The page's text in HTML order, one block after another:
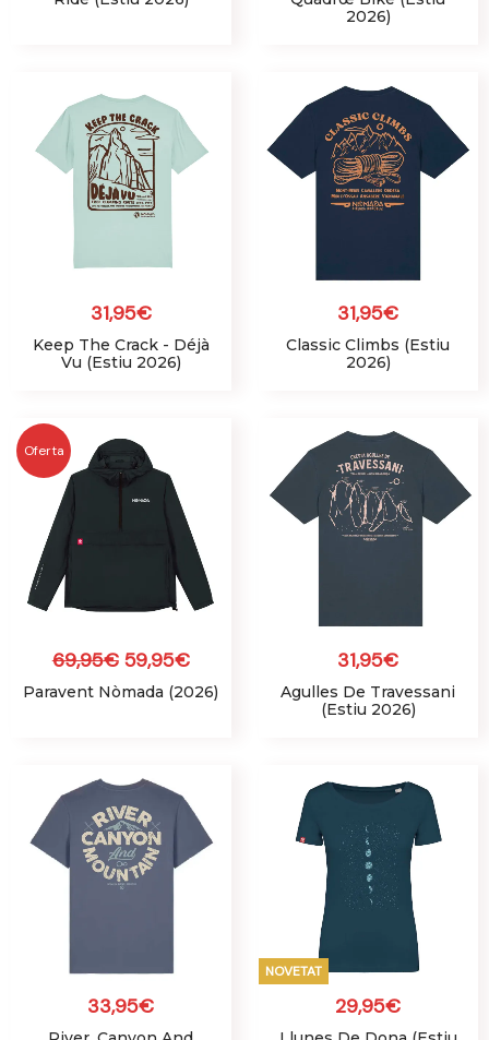
2026)
31,95€
Keep The Crack - Déjà
Vu (Estiu 2026)
31,95€
Classic Climbs (Estiu
2026)
Oferta
69,95€
preu
original
era:
69,95€.
59,95€
59,95€.
Paravent Nòmada (2026)
31,95€
Agulles De Travessani
(Estiu 2026)
33,95€
NOVETAT
29,95€